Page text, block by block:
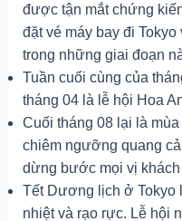
được tận mắt chứng
đặt vé máy bay đi
trong những giai đoạn
Tuần cuối cùng của
tháng 04 là lễ hội Hoa
Cuối tháng 08 lại là
chiêm ngưỡng quang
dừng bước mọi vị
Tết Dương lịch ở Tokyo
nhiệt và rạo rực. Lễ hội